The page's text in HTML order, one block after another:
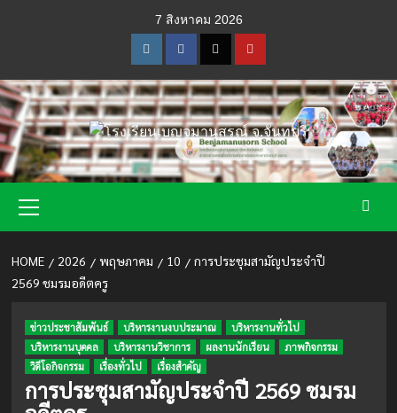
7 สิงหาคม 2026
InstagramFacebookTwitterYoutube
Menu
HOME 2026 พฤษภาคม 10
การประชุมสามัญประจำปี
2569 ชมรมอดีตครู
ข่าวประชาสัมพันธ์ บริหารงานงบประมาณ
บริหารงานทั่วไป
บริหารงานบุคคล
บริหารงานวิชาการ ผลงานนักเรียน
ภาพกิจกรรม
วิดีโอกิจกรรม
เรื่องทั่วไป เรื่องสำคัญ
การประชุมสามัญประจำปี 2569 ชมรม